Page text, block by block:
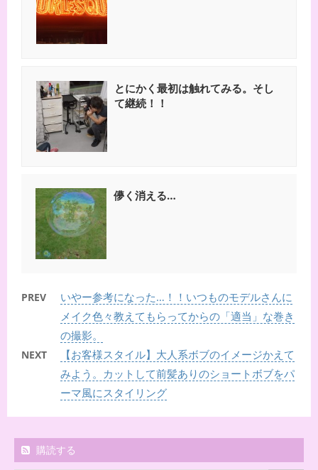
とにかく最初は触れてみる。そし
て継続！！
儚く消える…
PREV
いやー参考になった…！！いつものモデルさんに
メイク色々教えてもらってからの「適当」な巻き
の撮影。
NEXT
【お客様スタイル】大人系ボブのイメージかえて
みよう。カットして前髪ありのショートボブをパ
ーマ風にスタイリング
購読する